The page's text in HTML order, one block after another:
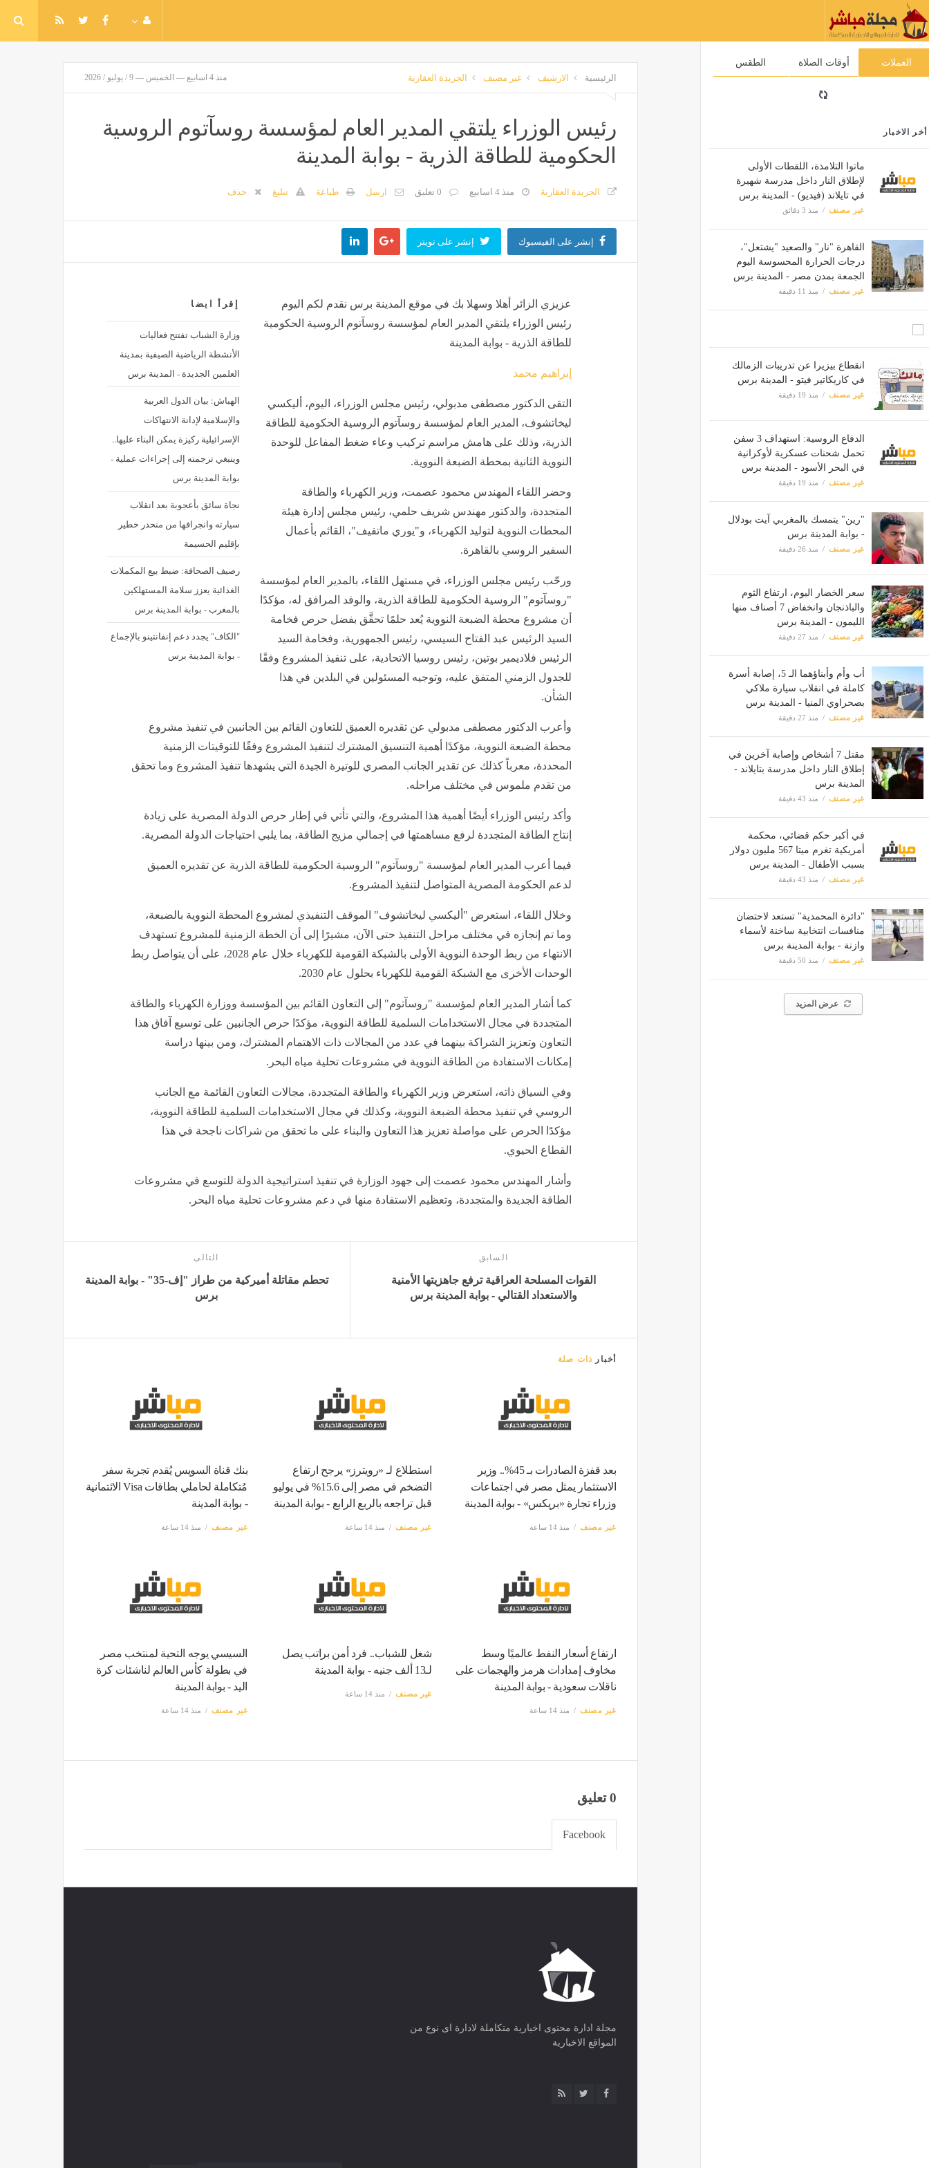
العملات أوقات الصلاة الطقس
أخر الاخبار
ماتوا التلامذة، اللقطات الأولى
لإطلاق النار داخل مدرسة شهيرة
في تايلاند (فيديو) - المدينة برس
غير مصنف منذ 3 دقائق
القاهرة "نار" والصعيد "يشتعل"،
درجات الحرارة المحسوسة اليوم
الجمعة بمدن مصر - المدينة برس
غير مصنف منذ 11 دقيقة
انقطاع بيزيرا عن تدريبات الزمالك
في كاريكاتير فيتو - المدينة برس
غير مصنف منذ 19 دقيقة
الدفاع الروسية: استهداف 3 سفن
تحمل شحنات عسكرية لأوكرانية
في البحر الأسود - المدينة برس
غير مصنف منذ 19 دقيقة
"رين" يتمسك بالمغربي آيت بودلال
- بوابة المدينة برس
غير مصنف منذ 26 دقيقة
سعر الخضار اليوم، ارتفاع الثوم
والباذنجان وانخفاض 7 أصناف منها
الليمون - المدينة برس
غير مصنف منذ 27 دقيقة
أب وأم وأبناؤهما الـ 5، إصابة أسرة
كاملة في انقلاب سيارة ملاكي
بصحراوي المنيا - المدينة برس
غير مصنف منذ 27 دقيقة
مقتل 7 أشخاص وإصابة آخرين في
إطلاق النار داخل مدرسة بتايلاند -
المدينة برس
غير مصنف منذ 43 دقيقة
في أكبر حكم قضائي، محكمة
أمريكية تغرم ميتا 567 مليون دولار
بسبب الأطفال - المدينة برس
غير مصنف منذ 43 دقيقة
"دائرة المحمدية" تستعد لاحتضان
منافسات انتخابية ساخنة لأسماء
وازنة - بوابة المدينة برس
غير مصنف منذ 50 دقيقة
عرض المزيد
الرئيسية الارشيف غير مصنف الجريدة العقارية منذ 4 اسابيع — الخميس — 9 / يوليو / 2026
رئيس الوزراء يلتقي المدير العام لمؤسسة روسآتوم الروسية
الحكومية للطاقة الذرية - بوابة المدينة
الجريدة العقارية منذ 4 اسابيع 0 تعليق ارسل طباعة تبليغ حذف
إنشر على الفيسبوك إنشر على تويتر
إقرأ ايضا
وزارة الشباب تفتتح فعاليات
الأنشطة الرياضية الصيفية بمدينة
العلمين الجديدة - المدينة برس
الهباش: بيان الدول العربية
والإسلامية لإدانة الانتهاكات
الإسرائيلية ركيزة يمكن البناء عليها..
وينبغي ترجمته إلى إجراءات عملية -
بوابة المدينة برس
نجاة سائق بأعجوبة بعد انقلاب
سيارته وانجرافها من منحدر خطير
بإقليم الحسيمة
رصيف الصحافة: ضبط بيع المكملات
الغذائية يعزز سلامة المستهلكين
بالمغرب - بوابة المدينة برس
"الكاف" يجدد دعم إنفانتينو بالإجماع
- بوابة المدينة برس
عزيزي الزائر أهلا وسهلا بك في موقع المدينة برس نقدم لكم اليوم
رئيس الوزراء يلتقي المدير العام لمؤسسة روسآتوم الروسية الحكومية
للطاقة الذرية - بوابة المدينة
إبراهيم محمد
التقى الدكتور مصطفى مدبولي، رئيس مجلس الوزراء، اليوم، أليكسي
ليخاتشوف، المدير العام لمؤسسة روسآتوم الروسية الحكومية للطاقة
الذرية، وذلك على هامش مراسم تركيب وعاء ضغط المفاعل للوحدة
النووية الثانية بمحطة الضبعة النووية.
وحضر اللقاء المهندس محمود عصمت، وزير الكهرباء والطاقة
المتجددة، والدكتور مهندس شريف حلمي، رئيس مجلس إدارة هيئة
المحطات النووية لتوليد الكهرباء، و"يوري ماتفيف"، القائم بأعمال
السفير الروسي بالقاهرة.
ورحّب رئيس مجلس الوزراء، في مستهل اللقاء، بالمدير العام لمؤسسة
"روسآتوم" الروسية الحكومية للطاقة الذرية، والوفد المرافق له، مؤكدًا
أن مشروع محطة الضبعة النووية يُعد حلمًا تحقَّق بفضل حرص فخامة
السيد الرئيس عبد الفتاح السيسي، رئيس الجمهورية، وفخامة السيد
الرئيس فلاديمير بوتين، رئيس روسيا الاتحادية، على تنفيذ المشروع وفقًا
للجدول الزمني المتفق عليه، وتوجيه المسئولين في البلدين في هذا
الشأن.
وأعرب الدكتور مصطفى مدبولي عن تقديره العميق للتعاون القائم بين الجانبين في تنفيذ مشروع
محطة الضبعة النووية، مؤكدًا أهمية التنسيق المشترك لتنفيذ المشروع وفقًا للتوقيتات الزمنية
المحددة، معرباً كذلك عن تقدير الجانب المصري للوتيرة الجيدة التي يشهدها تنفيذ المشروع وما تحقق
من تقدم ملموس في مختلف مراحله.
وأكد رئيس الوزراء أيضًا أهمية هذا المشروع، والتي تأتي في إطار حرص الدولة المصرية على زيادة
إنتاج الطاقة المتجددة لرفع مساهمتها في إجمالي مزيج الطاقة، بما يلبي احتياجات الدولة المصرية.
فيما أعرب المدير العام لمؤسسة "روسآتوم" الروسية الحكومية للطاقة الذرية عن تقديره العميق
لدعم الحكومة المصرية المتواصل لتنفيذ المشروع.
وخلال اللقاء، استعرض "أليكسي ليخاتشوف" الموقف التنفيذي لمشروع المحطة النووية بالضبعة،
وما تم إنجازه في مختلف مراحل التنفيذ حتى الآن، مشيرًا إلى أن الخطة الزمنية للمشروع تستهدف
الانتهاء من ربط الوحدة النووية الأولى بالشبكة القومية للكهرباء خلال عام 2028، على أن يتواصل ربط
الوحدات الأخرى مع الشبكة القومية للكهرباء بحلول عام 2030.
كما أشار المدير العام لمؤسسة "روسآتوم" إلى التعاون القائم بين المؤسسة ووزارة الكهرباء والطاقة
المتجددة في مجال الاستخدامات السلمية للطاقة النووية، مؤكدًا حرص الجانبين على توسيع آفاق هذا
التعاون وتعزيز الشراكة بينهما في عدد من المجالات ذات الاهتمام المشترك، ومن بينها دراسة
إمكانات الاستفادة من الطاقة النووية في مشروعات تحلية مياه البحر.
وفي السياق ذاته، استعرض وزير الكهرباء والطاقة المتجددة، مجالات التعاون القائمة مع الجانب
الروسي في تنفيذ محطة الضبعة النووية، وكذلك في مجال الاستخدامات السلمية للطاقة النووية،
مؤكدًا الحرص على مواصلة تعزيز هذا التعاون والبناء على ما تحقق من شراكات ناجحة في هذا
القطاع الحيوي.
وأشار المهندس محمود عصمت إلى جهود الوزارة في تنفيذ استراتيجية الدولة للتوسع في مشروعات
الطاقة الجديدة والمتجددة، وتعظيم الاستفادة منها في دعم مشروعات تحلية مياه البحر.
السابق
القوات المسلحة العراقية ترفع جاهزيتها الأمنية
والاستعداد القتالي - بوابة المدينة برس
التالى
تحطم مقاتلة أميركية من طراز "إف-35" - بوابة المدينة
برس
أخبار ذات صلة
بعد قفزة الصادرات بـ 45%.. وزير
الاستثمار يمثل مصر في اجتماعات
وزراء تجارة «بريكس» - بوابة المدينة
غير مصنف منذ 14 ساعة
استطلاع لـ «رويترز» يرجح ارتفاع
التضخم في مصر إلى 15.6% في يوليو
قبل تراجعه بالربع الرابع - بوابة المدينة
غير مصنف منذ 14 ساعة
بنك قناة السويس يُقدم تجربة سفر
مُتكاملة لحاملي بطاقات Visa الائتمانية
- بوابة المدينة
غير مصنف منذ 14 ساعة
ارتفاع أسعار النفط عالميًا وسط
مخاوف إمدادات هرمز والهجمات على
ناقلات سعودية - بوابة المدينة
غير مصنف منذ 14 ساعة
شغل للشباب.. فرد أمن براتب يصل
لـ13 ألف جنيه - بوابة المدينة
غير مصنف منذ 14 ساعة
السيسي يوجه التحية لمنتخب مصر
في بطولة كأس العالم لناشئات كرة
اليد - بوابة المدينة
غير مصنف منذ 14 ساعة
0 تعليق
Facebook
مجلة ادارة محتوى اخبارية متكاملة لادارة اى نوع من
المواقع الاخبارية